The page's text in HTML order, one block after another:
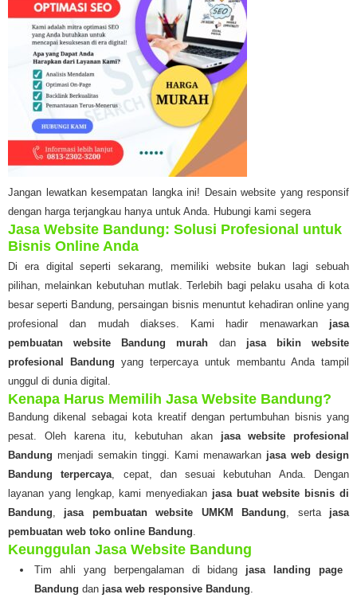
Jangan lewatkan kesempatan langka ini! Desain website yang responsif
dengan harga terjangkau hanya untuk Anda. Hubungi kami segera
Jasa Website Bandung: Solusi Profesional untuk
Bisnis Online Anda
Di era digital seperti sekarang, memiliki website bukan lagi sebuah
pilihan, melainkan kebutuhan mutlak. Terlebih bagi pelaku usaha di kota
besar seperti Bandung, persaingan bisnis menuntut kehadiran online yang
profesional dan mudah diakses. Kami hadir menawarkan jasa
pembuatan website Bandung murah dan jasa bikin website
profesional Bandung yang terpercaya untuk membantu Anda tampil
unggul di dunia digital.
Kenapa Harus Memilih Jasa Website Bandung?
Bandung dikenal sebagai kota kreatif dengan pertumbuhan bisnis yang
pesat. Oleh karena itu, kebutuhan akan jasa website profesional
Bandung menjadi semakin tinggi. Kami menawarkan jasa web design
Bandung terpercaya, cepat, dan sesuai kebutuhan Anda. Dengan
layanan yang lengkap, kami menyediakan jasa buat website bisnis di
Bandung, jasa pembuatan website UMKM Bandung, serta jasa
pembuatan web toko online Bandung.
Keunggulan Jasa Website Bandung
Tim ahli yang berpengalaman di bidang jasa landing page
Bandung dan jasa web responsive Bandung.